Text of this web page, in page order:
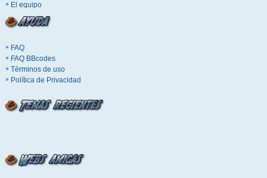
El equipo
FAQ
FAQ BBcodes
Términos de uso
Política de Privacidad